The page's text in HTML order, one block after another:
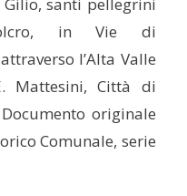
Gilio, santi pellegrini
in Vie di
l’Alta Valle
Mattesini, Città di
originale
Comunale, serie